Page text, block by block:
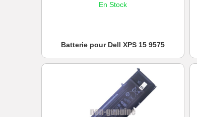
En Stock
Batterie pour Dell XPS 15 9575